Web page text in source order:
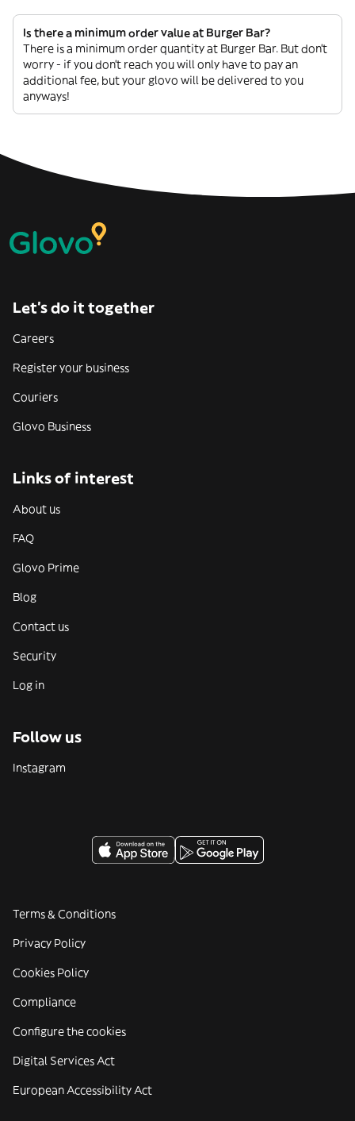
Is there a minimum order value at Burger Bar?
There is a minimum order quantity at Burger Bar. But don’t
worry - if you don’t reach you will only have to pay an
additional fee, but your glovo will be delivered to you
anyways!
Let’s do it together
Careers
Register your business
Couriers
Glovo Business
Links of interest
About us
FAQ
Glovo Prime
Blog
Contact us
Security
Log in
Follow us
Instagram
Terms & Conditions
Privacy Policy
Cookies Policy
Compliance
Configure the cookies
Digital Services Act
European Accessibility Act